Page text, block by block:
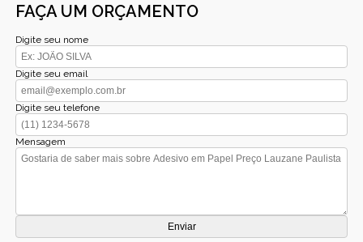
FAÇA UM ORÇAMENTO
Digite seu nome
Digite seu email
Digite seu telefone
Mensagem